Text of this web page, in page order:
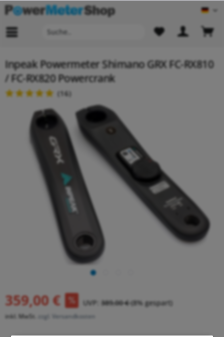
Inpeak Powermeter Shimano GRX FC-RX810
/ FC-RX820 Powercrank
( 16)
359,00 € UVP: 389,00 €(8% gespart)
inkl. MwSt. zzgl. Versandkosten